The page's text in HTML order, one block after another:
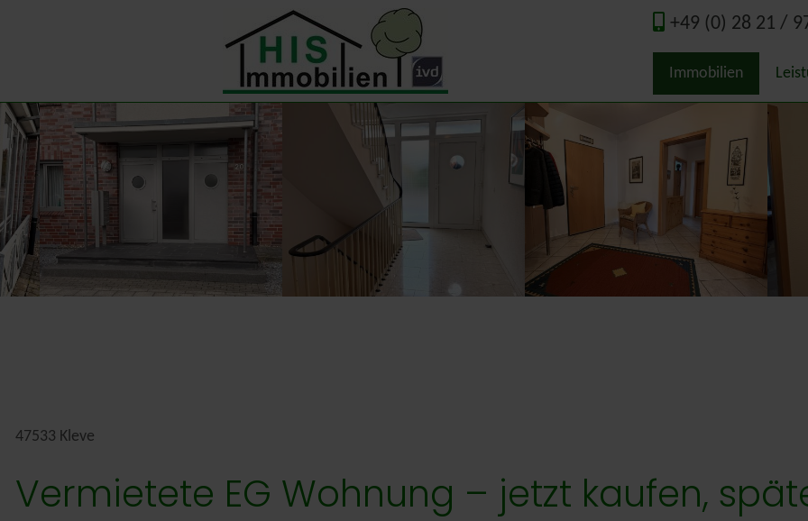
+49 (0) 28 21 /
Immobilien
47533 Kleve
Vermietete EG Wohnung – jetzt kaufen,